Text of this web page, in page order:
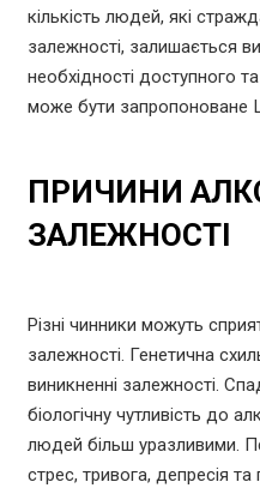
кількість людей, які
залежності, залишається
необхідності доступного
може бути запропоноване
ПРИЧИНИ
ЗАЛЕЖНОСТІ
Різні чинники можуть
залежності. Генетична
виникненні залежності.
біологічну чутливість до
людей більш уразливими.
стрес, тривога, депресія